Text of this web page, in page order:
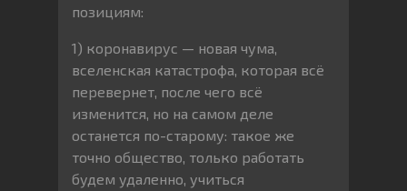
позициям:
1) коронавирус — новая чума,
вселенская катастрофа, которая всё
перевернет, после чего всё
изменится, но на самом деле
останется по-старому: такое же
точно общество, только работать
будем удаленно, учиться